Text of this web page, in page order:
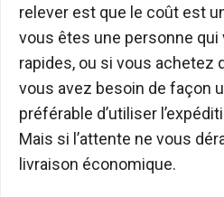
relever est que le coût est
vous êtes une personne
rapides, ou si vous achetez
vous avez besoin de façon
préférable d’utiliser
Mais si l’attente ne vous
livraison économique.